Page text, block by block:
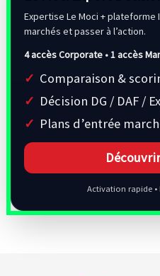
Expertise Le Moci + plateforme
marchés et passer à l’action.
4 accès Corporate • 1 accès
Comparaison &
Décision DG / DAF /
Plans d’entrée
Activation rapide